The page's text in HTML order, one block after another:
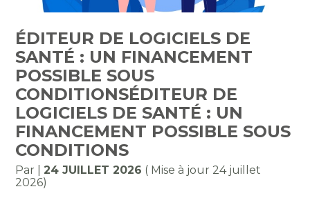
ÉDITEUR DE LOGICIELS DE
SANTÉ : UN FINANCEMENT
POSSIBLE SOUS
CONDITIONSÉDITEUR DE
LOGICIELS DE SANTÉ : UN
FINANCEMENT POSSIBLE SOUS
CONDITIONS
Par |24 JUILLET 2026 ( Mise à jour 24 juillet
2026)